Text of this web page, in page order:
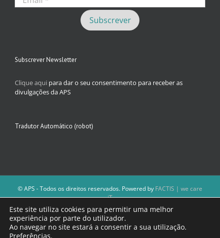
Subscrever Newsletter
Clique aqui para dar o seu consentimento para receber as
divulgações da APS
Tradutor Automático (robot)
© APS - Todos os direitos reservados. Powered by FACTIS | we care
iT
A Direção da APS reserva-se o direito de não publicar conteúdos que
violem as leis nacionais.
Os textos assinados e as imagens depositadas são da inteira
Este site utiliza cookies para permitir uma melhor
experiência por parte do utilizador.
Ao navegar no site estará a consentir a sua utilização.
Preferências.